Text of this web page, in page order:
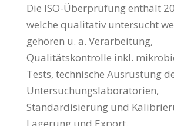
Die ISO-Überprüfung enthält
welche qualitativ untersucht
gehören u. a. Verarbeitung,
Qualitätskontrolle inkl.
Tests, technische Ausrüstung
Untersuchungslaboratorien,
Standardisierung und